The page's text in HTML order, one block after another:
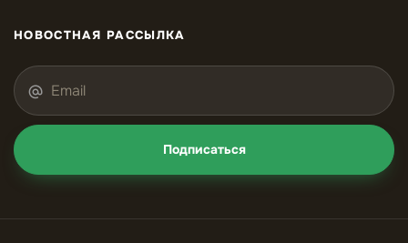
НОВОСТНАЯ РАССЫЛКА
Подписаться